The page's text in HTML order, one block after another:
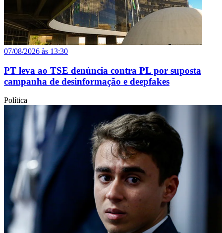
07/08/2026 às 13:30
PT leva ao TSE denúncia contra PL por suposta
campanha de desinformação e deepfakes
Política